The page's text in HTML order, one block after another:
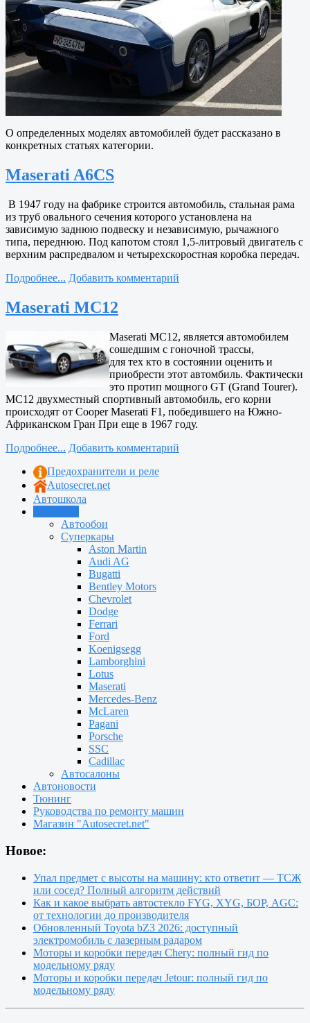
О определенных моделях автомобилей будет рассказано в
конкретных статьях категории.
Maserati A6CS
В 1947 году на фабрике строится автомобиль, стальная рама
из труб овального сечения которого установлена на
зависимую заднюю подвеску и независимую, рычажного
типа, переднюю. Под капотом стоял 1,5-литровый двигатель с
верхним распредвалом и четырехскоростная коробка передач.
Подробнее... Добавить комментарий
Maserati MC12
Maserati MC12, является автомобилем
сошедшим с гоночной трассы,
для тех кто в состоянии оценить и
приобрести этот автомбиль. Фактически
это протип мощного GT (Grand Tourer).
MC12 двухместный спортивный автомобиль, его корни
происходят от Cooper Maserati F1, победившего на Южно-
Африканском Гран При еще в 1967 году.
Подробнее... Добавить комментарий
Предохранители и реле
Autosecret.net
Автошкола
Автообои
Суперкары
Aston Martin
Audi AG
Bugatti
Bentley Motors
Chevrolet
Dodge
Ferrari
Ford
Koenigsegg
Lamborghini
Lotus
Maserati
Mercedes-Benz
McLaren
Pagani
Porsche
SSC
Cadillac
Автосалоны
Автоновости
Тюнинг
Руководства по ремонту машин
Магазин "Autosecret.net"
Новое:
Упал предмет с высоты на машину: кто ответит — ТСЖ
или сосед? Полный алгоритм действий
Как и какое выбрать автостекло FYG, XYG, БОР, AGC:
от технологии до производителя
Обновленный Toyota bZ3 2026: доступный
электромобиль с лазерным радаром
Моторы и коробки передач Chery: полный гид по
модельному ряду
Моторы и коробки передач Jetour: полный гид по
модельному ряду